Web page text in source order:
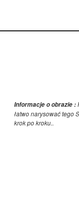
Informacje o obrazie :
łatwo narysować tego
krok po kroku..